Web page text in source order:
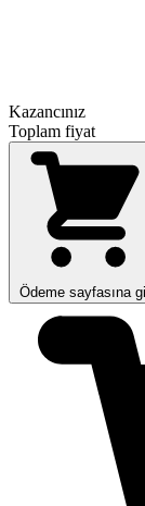
Kazancınız
Toplam fiyat
Ödeme sayfasına